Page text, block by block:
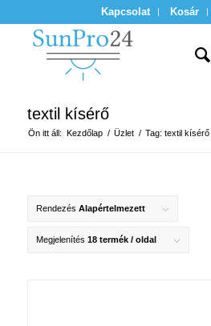
Kapcsolat Kosár
textil kísérő
Ön itt áll: Kezdőlap / Üzlet / Tag: textil kísérő
Rendezés Alapértelmezett
Megjelenítés 18 termék / oldal